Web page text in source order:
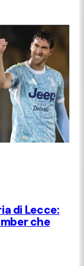
di Lecce:
che